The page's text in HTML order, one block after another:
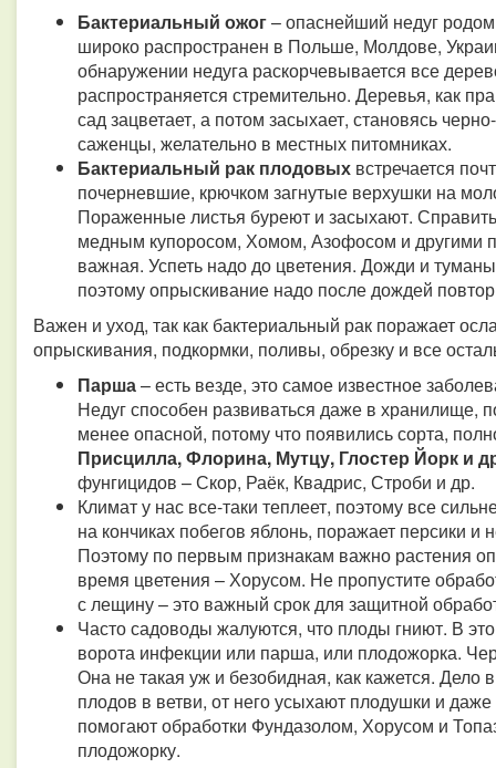
Бактериальный ожог– опаснейший недуг
широко распространен в Польше, Молдове,
обнаружении недуга раскорчевывается все
распространяется стремительно. Деревья, как
сад зацветает, а потом засыхает, становясь
саженцы, желательно в местных питомниках.
Бактериальный рак плодовых встречается
почерневшие, крючком загнутые верхушки на
Пораженные листья буреют и засыхают.
медным купоросом, Хомом, Азофосом и другими
важная. Успеть надо до цветения. Дожди и
поэтому опрыскивание надо после дождей
Важен и уход, так как бактериальный рак поражает
опрыскивания, подкормки, поливы, обрезку и все
Парша– есть везде, это самое известное
Недуг способен развиваться даже в хранилище,
менее опасной, потому что появились сорта,
Присцилла, Флорина, Мутцу, Глостер Йорк и
фунгицидов – Скор, Раёк, Квадрис, Строби и др.
Климат у нас все-таки теплеет, поэтому все
на кончиках побегов яблонь, поражает персики и
Поэтому по первым признакам важно растения
время цветения – Хорусом. Не пропустите
с лещину – это важный срок для защитной
Часто садоводы жалуются, что плоды гниют. В
ворота инфекции или парша, или плодожорка.
Она не такая уж и безобидная, как кажется. Дело
плодов в ветви, от него усыхают плодушки и
помогают обработки Фундазолом, Хорусом и
плодожорку.